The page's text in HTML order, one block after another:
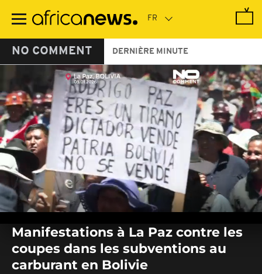
contenu
NO COMMENT DERNIÈRE MINUTE
seconds
seconds
Manifestations à La Paz contre les
coupes dans les subventions au
carburant en Bolivie